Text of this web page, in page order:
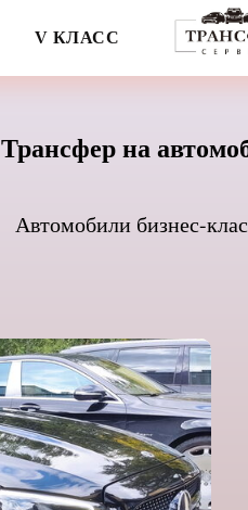
V КЛАСС
Трансфер на
Автомобили бизнес-